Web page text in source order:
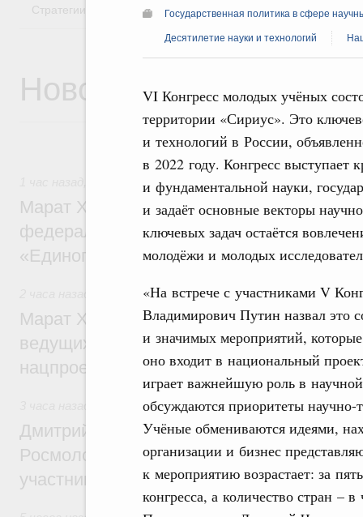
Государственная политика в сфере
Десятилетие науки и технологий
VI Конгресс молодых учёных
территории «Сириус». Это
и технологий в России,
в 2022 году. Конгресс выступает
и фундаментальной науки,
и задаёт основные векторы
ключевых задач остаётся
молодёжи и молодых
«На встрече с участниками V
Владимирович Путин назвал это
и значимых мероприятий,
оно входит в национальный
играет важнейшую роль в
обсуждаются приоритеты научно-
Учёные обмениваются идеями,
организации и бизнес
к мероприятию возрастает: за
конгресса, а количество стран –
Стратегии Государственные программы
Новости
Регулирование в сфере строительства
Марат Хуснуллин: Более 130
федерального значения построено под
«Единого заказчика»
Национальный проект «Инфраструктура
Марат Хуснуллин: Порядка 200
ведущих к спортивным объектам,
нацпроекту «Инфраструктура для
Молодёжная политика
Дмитрий Чернышенко, Сергей Кравцов и
Росмолодёжи Григорий Гуров
участников проекта «Кольцо открытий»